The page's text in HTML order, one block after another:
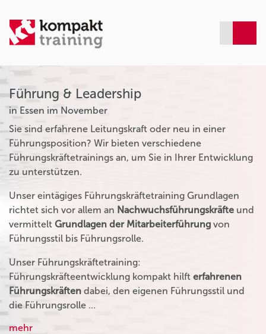
Führung & Leadership
in Essen im November
Sie sind erfahrene Leitungskraft oder neu in einer
Führungsposition? Wir bieten verschiedene
Führungskräftetrainings an, um Sie in Ihrer Entwicklung
zu unterstützen.
Unser eintägiges Führungskräftetraining Grundlagen
richtet sich vor allem an Nachwuchsführungskräfte und
vermittelt Grundlagen der Mitarbeiterführung von
Führungsstil bis Führungsrolle.
Unser Führungskräftetraining:
Führungskräfteentwicklung kompakt hilft erfahrenen
Führungskräften dabei, den eigenen Führungsstil und
die Führungsrolle …
mehr